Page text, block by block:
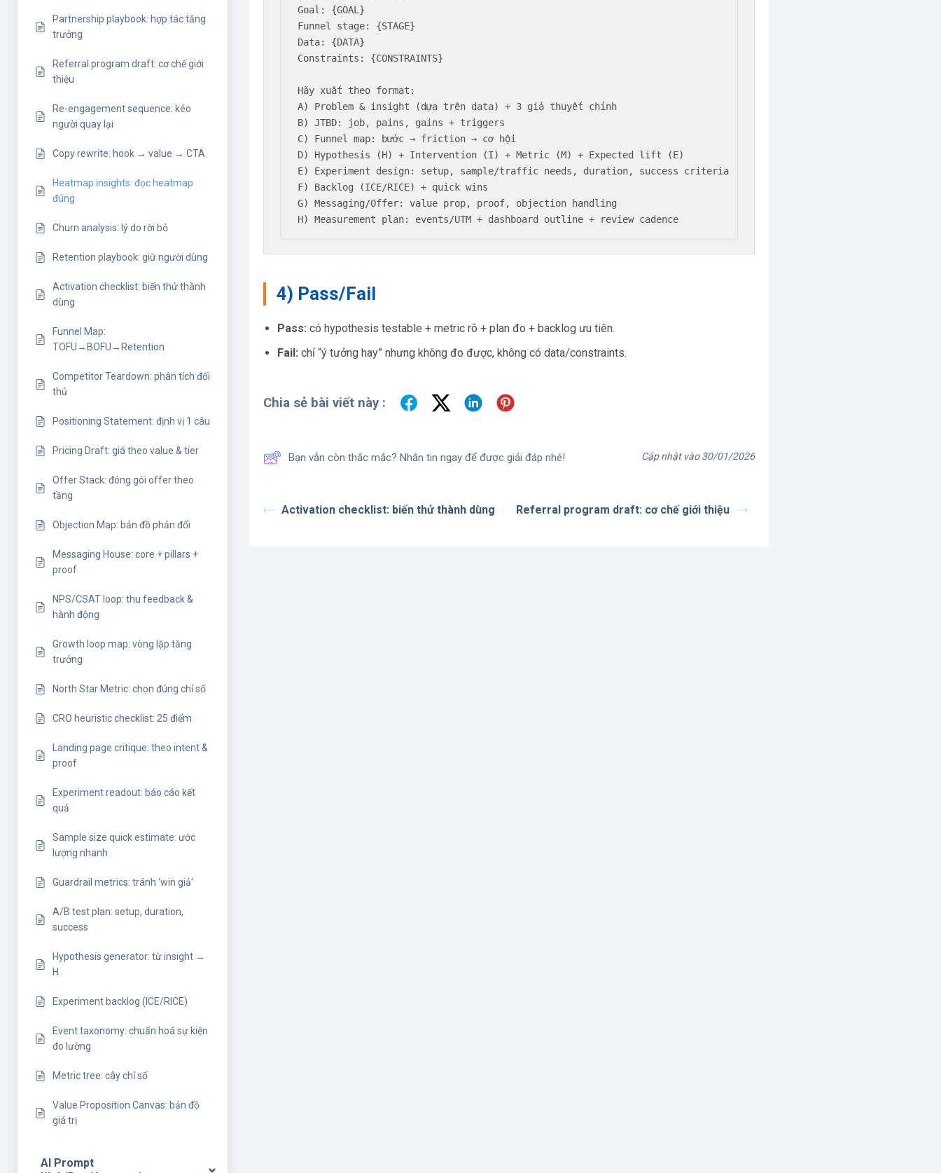
Partnership playbook: hợp tác tăng
trưởng
Referral program draft: cơ chế giới
thiệu
Re-engagement sequence: kéo
người quay lại
Copy rewrite: hook → value → CTA
Heatmap insights: đọc heatmap
đúng
Churn analysis: lý do rời bỏ
Retention playbook: giữ người dùng
Activation checklist: biến thử thành
dùng
Funnel Map:
TOFU→BOFU→Retention
Competitor Teardown: phân tích đối
thủ
Positioning Statement: định vị 1 câu
Pricing Draft: giá theo value & tier
Offer Stack: đóng gói offer theo
tầng
Objection Map: bản đồ phản đối
Messaging House: core + pillars +
proof
NPS/CSAT loop: thu feedback &
hành động
Growth loop map: vòng lặp tăng
trưởng
North Star Metric: chọn đúng chỉ số
CRO heuristic checklist: 25 điểm
Landing page critique: theo intent &
proof
Experiment readout: báo cáo kết
quả
Sample size quick estimate: ước
lượng nhanh
Guardrail metrics: tránh ‘win giả’
A/B test plan: setup, duration,
success
Hypothesis generator: từ insight →
H
Experiment backlog (ICE/RICE)
Event taxonomy: chuẩn hoá sự kiện
đo lường
Metric tree: cây chỉ số
Value Proposition Canvas: bản đồ
giá trị
AI Prompt
Goal: {GOAL}
Funnel stage: {STAGE}
Data: {DATA}
Constraints: {CONSTRAINTS}
Hãy xuất theo format:
A) Problem & insight (dựa trên data) + 3 giả thuyết chính
B) JTBD: job, pains, gains + triggers
C) Funnel map: bước → friction → cơ hội
D) Hypothesis (H) + Intervention (I) + Metric (M) + Expected lift (E)
E) Experiment design: setup, sample/traffic needs, duration, success criteria
F) Backlog (ICE/RICE) + quick wins
G) Messaging/Offer: value prop, proof, objection handling
H) Measurement plan: events/UTM + dashboard outline + review cadence
4) Pass/Fail
Pass: có hypothesis testable + metric rõ + plan đo + backlog ưu tiên.
Fail: chỉ “ý tưởng hay” nhưng không đo được, không có data/constraints.
Chia sẻ bài viết này :
Bạn vẫn còn thắc mắc? Nhắn tin ngay để được giải đáp nhé! Cập nhật vào 30/01/2026
Activation checklist: biến thử thành dùng Referral program draft: cơ chế giới thiệu